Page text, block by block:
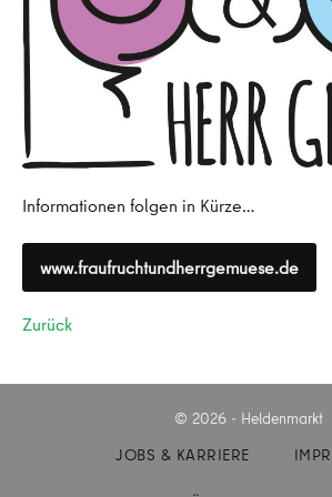
Informationen folgen in Kürze…
www.fraufruchtundherrgemuese.de
Zurück
© 2026 - Heldenmarkt
JOBS & KARRIERE